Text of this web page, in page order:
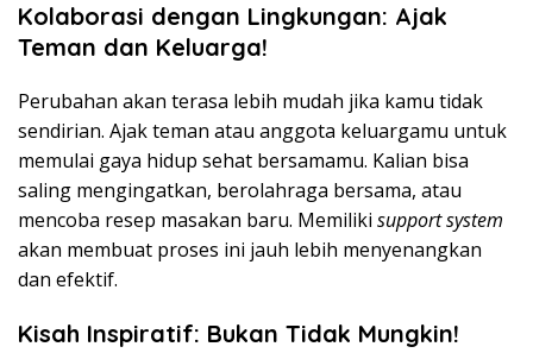
Kolaborasi dengan Lingkungan: Ajak
Teman dan Keluarga!
Perubahan akan terasa lebih mudah jika kamu tidak
sendirian. Ajak teman atau anggota keluargamu untuk
memulai gaya hidup sehat bersamamu. Kalian bisa
saling mengingatkan, berolahraga bersama, atau
mencoba resep masakan baru. Memiliki support system
akan membuat proses ini jauh lebih menyenangkan
dan efektif.
Kisah Inspiratif: Bukan Tidak Mungkin!